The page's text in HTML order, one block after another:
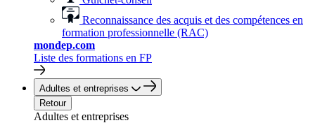
Reconnaissance des acquis et des compétences en
formation professionnelle (RAC)
mondep.com
Liste des formations en FP
Adultes et entreprises
Retour
Adultes et entreprises